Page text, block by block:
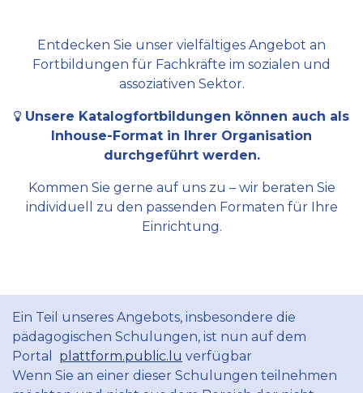
Entdecken Sie unser vielfältiges Angebot an
Fortbildungen für Fachkräfte im sozialen und
assoziativen Sektor.
Unsere Katalogfortbildungen können auch als
Inhouse-Format in Ihrer Organisation
durchgeführt werden.
Kommen Sie gerne auf uns zu – wir beraten Sie
individuell zu den passenden Formaten für Ihre
Einrichtung.
Ein Teil unseres Angebots, insbesondere die
pädagogischen Schulungen, ist nun auf dem
Portal plattform.public.lu verfügbar
Wenn Sie an einer dieser Schulungen teilnehmen